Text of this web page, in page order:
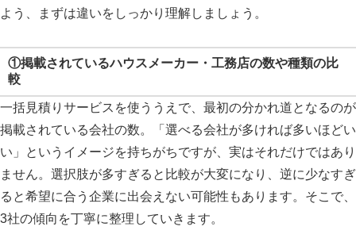
よう、まずは違いをしっかり理解しましょう。
①掲載されているハウスメーカー・工務店の数や種類の比
較
一括見積りサービスを使ううえで、最初の分かれ道となるのが
掲載されている会社の数。「選べる会社が多ければ多いほどい
い」というイメージを持ちがちですが、実はそれだけではあり
ません。選択肢が多すぎると比較が大変になり、逆に少なすぎ
ると希望に合う企業に出会えない可能性もあります。そこで、
3社の傾向を丁寧に整理していきます。